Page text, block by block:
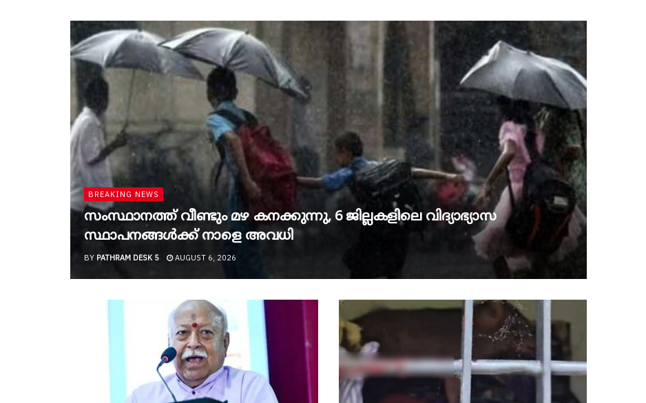
BREAKING NEWS
സംസ്ഥാനത്ത് വീണ്ടും മഴ കനക്കുന്നു, 6 ജില്ലകളിലെ വിദ്യാഭ്യാസ
സ്ഥാപനങ്ങൾക്ക് നാളെ അവധി
BY PATHRAM DESK 5 AUGUST 6, 2026